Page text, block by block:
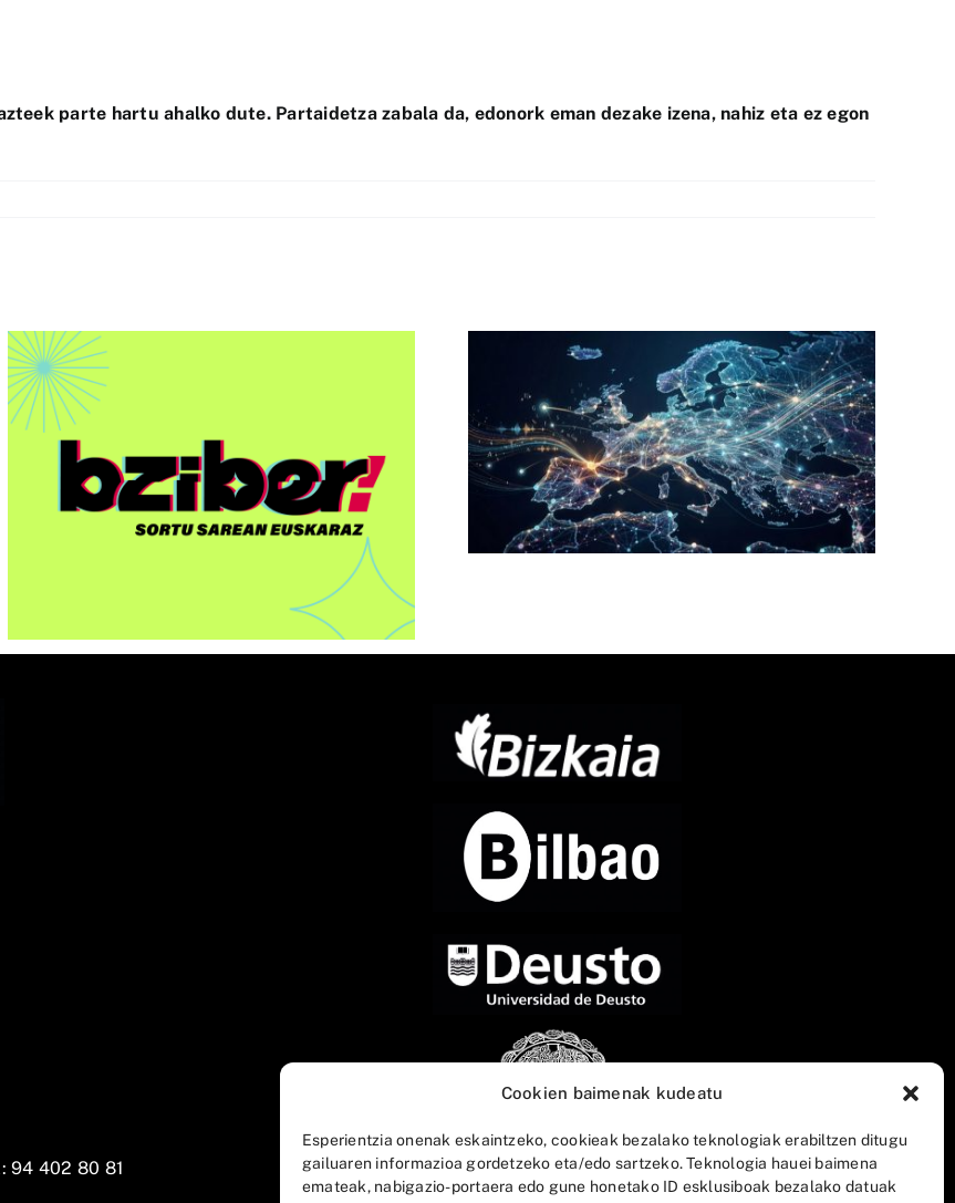
Cookien baimenak kudeatu
Esperientzia onenak eskaintzeko, cookieak bezalako teknologiak erabiltzen ditugu
gailuaren informazioa gordetzeko eta/edo sartzeko. Teknologia hauei baimena
emateak, nabigazio-portaera edo gune honetako ID esklusiboak bezalako datuak
parte hartu ahalko dute. Partaidetza zabala da, edonork eman dezake izena, nahiz eta ez egon
Summit 2026” ekitaldia
egingo dute Bilbon
94 402 80 81